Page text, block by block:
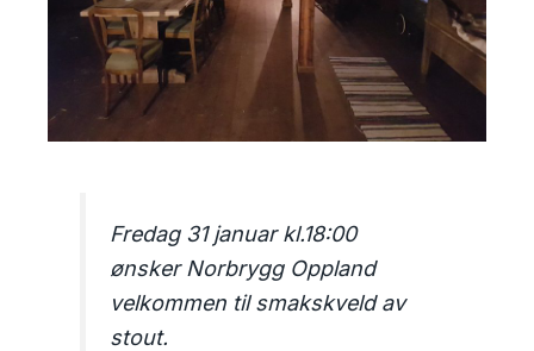
Fredag 31 januar kl.18:00
ønsker Norbrygg Oppland
velkommen til smakskveld av
stout.